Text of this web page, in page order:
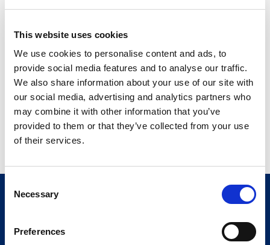
This website uses cookies
We use cookies to personalise content and ads, to
provide social media features and to analyse our traffic.
We also share information about your use of our site with
our social media, advertising and analytics partners who
may combine it with other information that you’ve
provided to them or that they’ve collected from your use
of their services.
Selection
Necessary
Preferences